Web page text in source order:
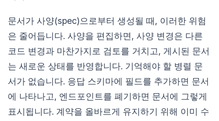
문서가 사양(spec)으로부터 생성될 때, 이러한 위험
은 줄어듭니다. 사양을 편집하면, 사양 변경은 다른
코드 변경과 마찬가지로 검토를 거치고, 게시된 문서
는 새로운 상태를 반영합니다. 기억해야 할 병렬 문
서가 없습니다. 응답 스키마에 필드를 추가하면 문서
에 나타나고, 엔드포인트를 폐기하면 문서에 그렇게
표시됩니다. 계약을 올바르게 유지하기 위해 이미 수